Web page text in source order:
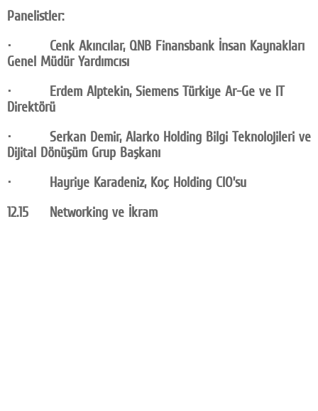
Panelistler:
· Cenk Akıncılar, QNB Finansbank İnsan Kaynakları
Genel Müdür Yardımcısı
· Erdem Alptekin, Siemens Türkiye Ar-Ge ve IT
Direktörü
· Serkan Demir, Alarko Holding Bilgi Teknolojileri ve
Dijital Dönüşüm Grup Başkanı
· Hayriye Karadeniz, Koç Holding CIO’su
12.15 Networking ve İkram